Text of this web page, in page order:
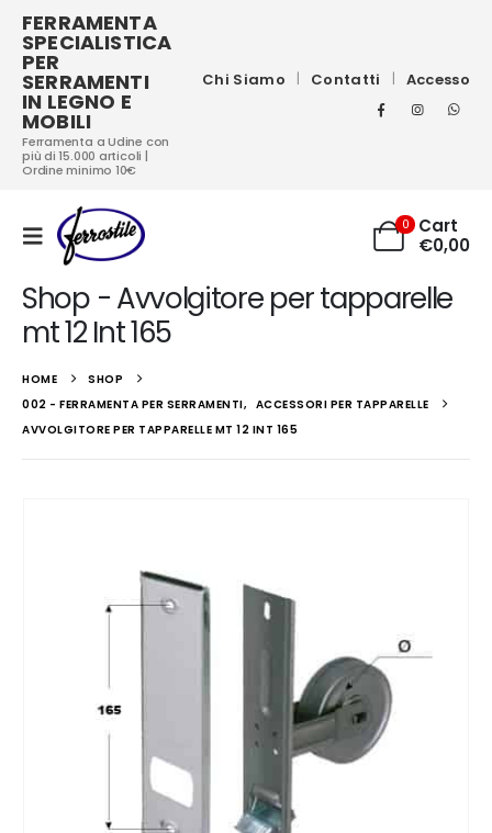
FERRAMENTA
SPECIALISTICA
PER
SERRAMENTI
IN LEGNO E
MOBILI
Ferramenta a Udine con
più di 15.000 articoli |
Ordine minimo 10€
Chi Siamo Contatti Accesso
0
Cart
€0,00
Shop - Avvolgitore per tapparelle
mt 12 Int 165
HOME
SHOP
002 - FERRAMENTA PER SERRAMENTI, ACCESSORI PER TAPPARELLE
AVVOLGITORE PER TAPPARELLE MT 12 INT 165